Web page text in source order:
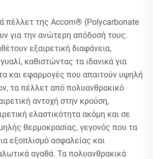
πέλλετ της Accom® (Polycarbonate
για την ανώτερη απόδοσή τους.
εξαιρετική διαφάνεια,
καθιστώντας τα ιδανικά για
και εφαρμογές που απαιτούν υψηλή
τα πέλλετ από πολυανθρακικό
αντοχή στην κρούση,
ελαστικότητα ακόμη και σε
θερμοκρασίας, γεγονός που τα
εξοπλισμό ασφαλείας και
αγαθά. Τα πολυανθρακικά